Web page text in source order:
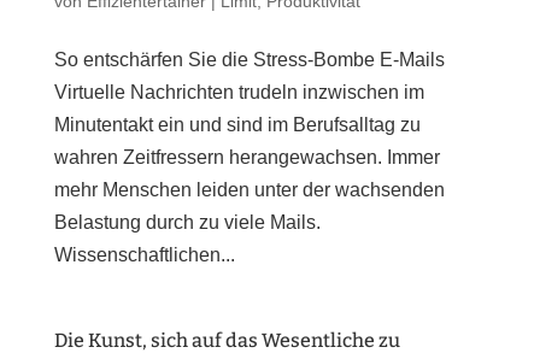
So entschärfen Sie die Stress-Bombe E-Mails
Virtuelle Nachrichten trudeln inzwischen im
Minutentakt ein und sind im Berufsalltag zu
wahren Zeitfressern herangewachsen. Immer
mehr Menschen leiden unter der wachsenden
Belastung durch zu viele Mails.
Wissenschaftlichen...
Die Kunst, sich auf das Wesentliche zu